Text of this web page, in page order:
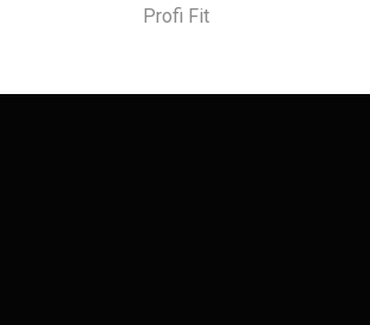
Profi Fit